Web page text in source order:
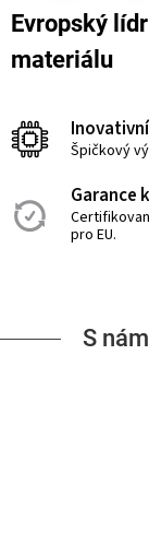
Evropský
materiálu
Špičkový
Garance
pro EU.
S